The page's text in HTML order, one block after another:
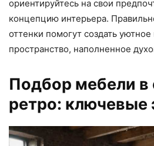
ориентируйтесь на свои
концепцию интерьера.
оттенки помогут создать уютное
пространство, наполненное
Подбор мебели в
ретро: ключевые